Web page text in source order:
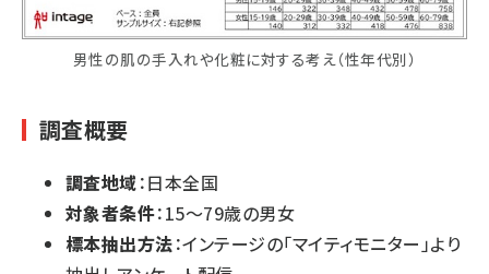
男性の肌の手入れや化粧に対する考え（性年代別）
調査概要
調査地域：日本全国
対象者条件：15～79歳の男女
標本抽出方法：インテージの「マイティモニター」より